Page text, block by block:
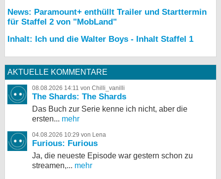
News: Paramount+ enthüllt Trailer und Starttermin
für Staffel 2 von "MobLand"
Inhalt: Ich und die Walter Boys - Inhalt Staffel 1
AKTUELLE KOMMENTARE
08.08.2026 14:11 von Chilli_vanilli
The Shards: The Shards
Das Buch zur Serie kenne ich nicht, aber die
ersten... mehr
04.08.2026 10:29 von Lena
Furious: Furious
Ja, die neueste Episode war gestern schon zu
streamen,... mehr